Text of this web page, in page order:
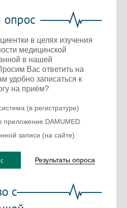
в целях изучения
медицинской
в нашей
Вас ответить на
удобно записаться к
на приём?
(в регистратуре)
приложение DAMUMED
записи (на сайте)
Результаты опроса
с